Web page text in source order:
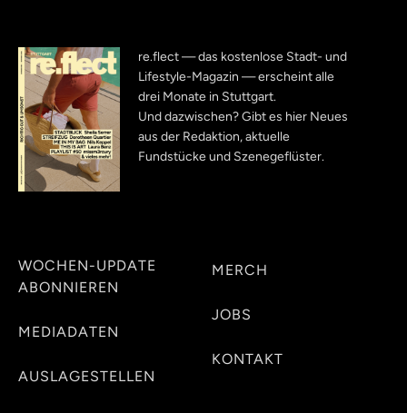
re.flect — das kostenlose Stadt- und
Lifestyle-Magazin — erscheint alle
drei Monate in Stuttgart.
Und dazwischen? Gibt es hier Neues
aus der Redaktion, aktuelle
Fundstücke und Szenegeflüster.
WOCHEN-UPDATE
ABONNIEREN
MEDIADATEN
AUSLAGESTELLEN
MERCH
JOBS
KONTAKT